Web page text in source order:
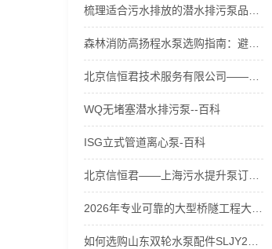
WQ无堵塞潜水排污泵--百科
ISG立式管道离心泵-百科